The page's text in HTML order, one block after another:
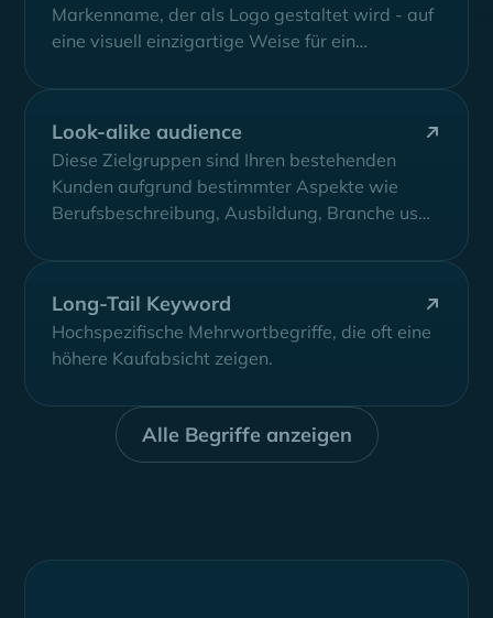
Markenname, der als Logo gestaltet wird - auf
eine visuell einzigartige Weise für ein
Look-alike audience
Diese Zielgruppen sind Ihren bestehenden
Kunden aufgrund bestimmter Aspekte wie
Berufsbeschreibung, Ausbildung, Branche usw.
Long-Tail Keyword
Hochspezifische Mehrwortbegriffe, die oft eine
höhere Kaufabsicht zeigen.
Alle Begriffe anzeigen